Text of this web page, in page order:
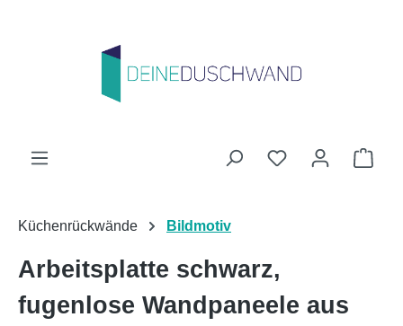
Du hast 0
Küchenrückwände Bildmotiv
Arbeitsplatte schwarz,
fugenlose Wandpaneele aus